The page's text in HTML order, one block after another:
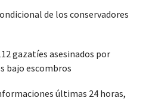
de los conservadores
gazatíes asesinados por
bajo escombros
últimas 24 horas,